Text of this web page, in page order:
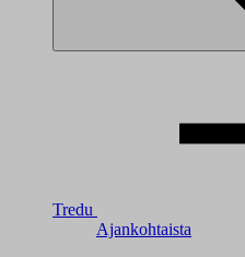
Tredu
Ajankohtaista